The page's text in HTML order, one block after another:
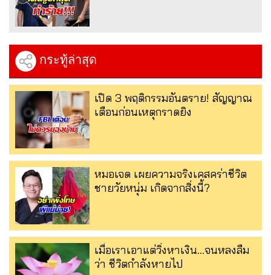
กระทู้ล่าสุด
เปิด 3 พฤติกรรมอันตราย! สัญญาณ
เตือนก่อนเหตุกราดยิง
หมอเจด เผยความจริงเคสคร่าชีวิต
ชายวัยหนุ่ม เกิดจากสิ่งนี้?
เมื่อเราเอาแต่วิ่งหาเงิน…จนหลงลืม
ว่า ชีวิตกำลังหายไป